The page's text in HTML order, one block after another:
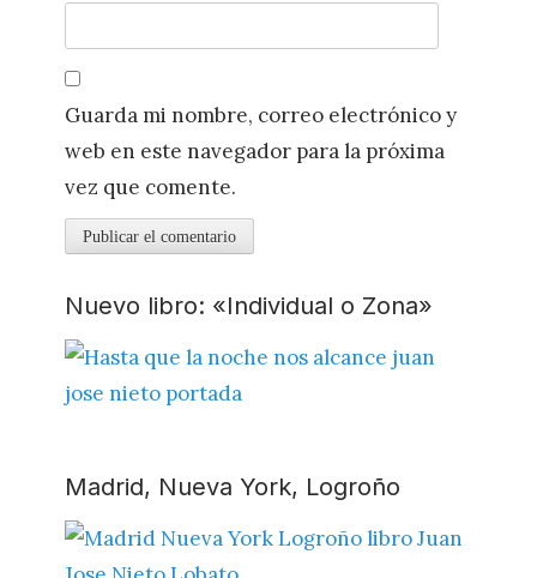
Guarda mi nombre, correo electrónico y
web en este navegador para la próxima
vez que comente.
Nuevo libro: «Individual o Zona»
Madrid, Nueva York, Logroño